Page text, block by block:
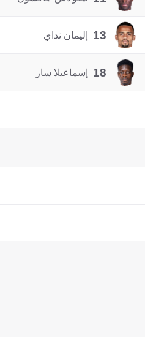
13 إليمان نداي
18 إسماعيلا سار